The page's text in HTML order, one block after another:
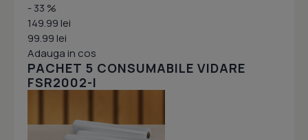
- 33 %
149.99 lei
99.99 lei
Adauga in cos
PACHET 5 CONSUMABILE VIDARE
FSR2002-I